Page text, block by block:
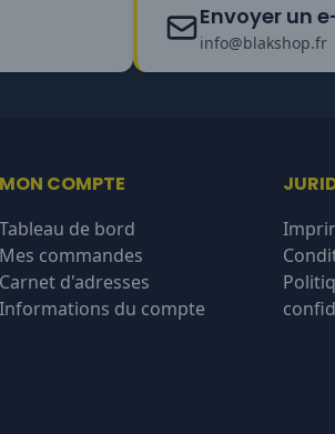
Envoyer un
info@blakshop.fr
MON COMPTE
Tableau de bord
Mes commandes
Carnet d'adresses
Informations du compte